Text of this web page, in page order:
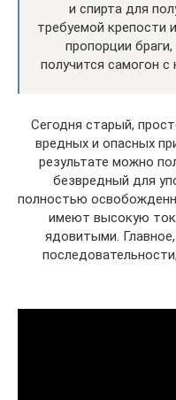
и спирта для
требуемой крепости
пропорции
получится самогон
Сегодня старый,
вредных и опасных
результате можно
безвредный для
полностью
имеют высокую
ядовитыми.